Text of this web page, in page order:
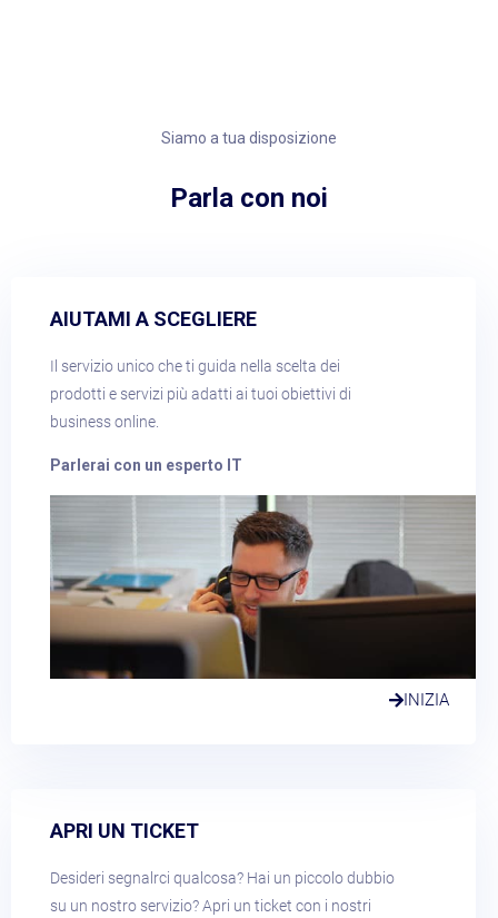
Siamo a tua disposizione
Parla con noi​
AIUTAMI A SCEGLIERE​
Il servizio unico che ti guida nella scelta dei
prodotti e servizi più adatti ai tuoi obiettivi di
business online.
Parlerai con un esperto IT
INIZIA
APRI UN TICKET​
Desideri segnalrci qualcosa? Hai un piccolo dubbio
su un nostro servizio? Apri un ticket con i nostri